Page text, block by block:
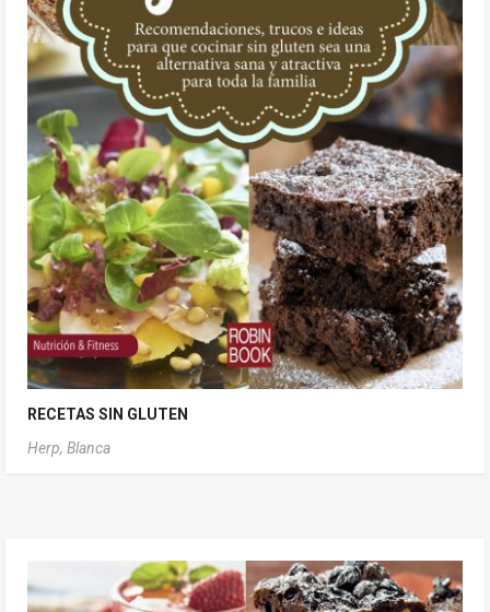
RECETAS SIN GLUTEN
Herp, Blanca